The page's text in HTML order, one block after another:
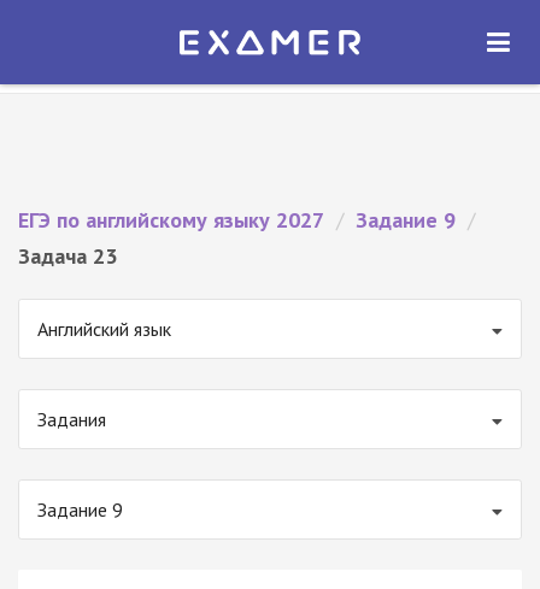
Экзамер — ЕГЭ 2027
ОТКРЫТЬ
ЕГЭ по английскому языку 2027 / Задание 9 /
Задача 23
Английский язык
Задания
Задание 9